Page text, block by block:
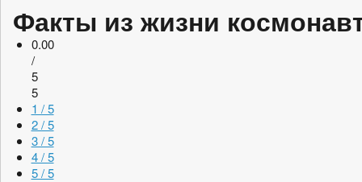
Факты из жизни
0.00
/
5
5
1 / 5
2 / 5
3 / 5
4 / 5
5 / 5